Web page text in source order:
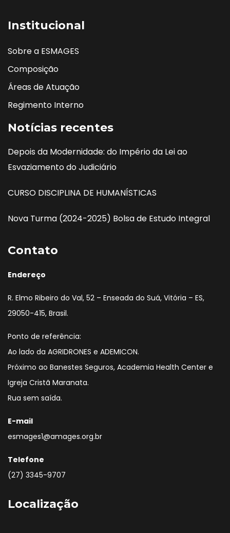
Institucional
Sobre a ESMAGES
Composição
Áreas de Atuação
Regimento Interno
Notícias recentes
Depois da Modernidade: do Império da Lei ao
Esvaziamento do Judiciário
CURSO DISCIPLINA DE HUMANÍSTICAS
Nova Turma (2024-2025) Bolsa de Estudo Integral
Contato
Endereço
R. Elmo Ribeiro do Val, 52 – Enseada do Suá, Vitória – ES,
29050-415, Brasil.
Ponto de referência:
Ao lado da AGRIDRONES e ADEMICON.
Próximo ao Banestes Seguros, Academia Health Center e
Igreja Cristã Maranata.
Rua sem saída.
E-mail
esmages1@amages.org.br
Telefone
(27) 3345-9707
Localização